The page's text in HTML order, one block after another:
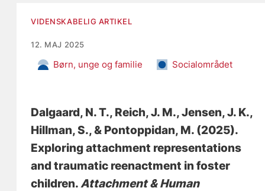
VIDENSKABELIG ARTIKEL
12. MAJ 2025
Børn, unge og familie Socialområdet
Dalgaard, N. T., Reich, J. M., Jensen, J. K.,
Hillman, S., & Pontoppidan, M. (2025).
Exploring attachment representations
and traumatic reenactment in foster
children.Attachment & Human